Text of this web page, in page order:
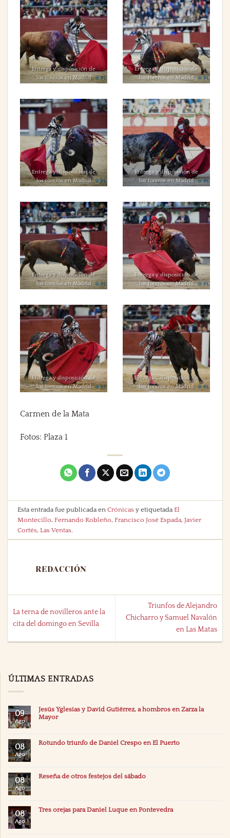
Entrega y disposición de
los toreros en Madrid
Entrega y disposición de
los toreros en Madrid
Entrega y disposición de
los toreros en Madrid
Entrega y disposición de
los toreros en Madrid
Entrega y disposición de
los toreros en Madrid
Entrega y disposición de
los toreros en Madrid
Entrega y disposición de
los toreros en Madrid
Entrega y disposición de
los toreros en Madrid
Carmen de la Mata
Fotos: Plaza 1
Esta entrada fue publicada enCrónicas y etiquetadaEl
Montecillo,Fernando Robleño,Francisco José Espada,Javier
Cortés,Las Ventas
REDACCIÓN
La terna de novilleros ante la
cita del domingo en Sevilla
Triunfos de Alejandro
Chicharro y Samuel Navalón
en Las Matas
ÚLTIMAS ENTRADAS
09
Ago
Jesús Yglesias y David Gutiérrez, a hombros en Zarza la
Mayor
08
Ago
Rotundo triunfo de Daniel Crespo en El Puerto
08
Ago
Reseña de otros festejos del sábado
08
Ago
Tres orejas para Daniel Luque en Pontevedra